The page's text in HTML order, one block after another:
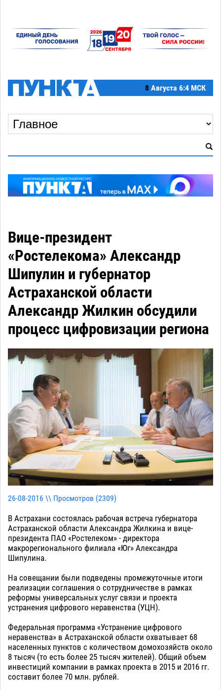
8 Августа 6:4 МСК
Вице-президент
«Ростелекома» Александр
Шипулин и губернатор
Астраханской области
Александр Жилкин обсудили
процесс цифровизации региона
26-08-2016 \\ Просмотров (2309)
В Астрахани состоялась рабочая встреча губернатора
Астраханской области Александра Жилкина и вице-
президента ПАО «Ростелеком» - директора
макрорегионального филиала «Юг» Александра
Шипулина.
На совещании были подведены промежуточные итоги
реализации соглашения о сотрудничестве в рамках
реформы универсальных услуг связи и проекта
устранения цифрового неравенства (УЦН).
Федеральная программа «Устранение цифрового
неравенства» в Астраханской области охватывает 68
населенных пунктов с количеством домохозяйств около
8 тысяч (то есть более 25 тысяч жителей). Общий объем
инвестиций компании в рамках проекта в 2015 и 2016 гг.
составит более 70 млн. рублей.